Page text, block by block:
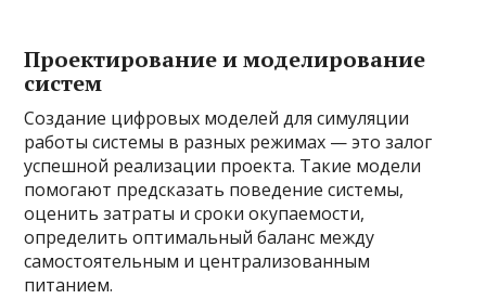
Проектирование и моделирование
систем
Создание цифровых моделей для симуляции
работы системы в разных режимах — это залог
успешной реализации проекта. Такие модели
помогают предсказать поведение системы,
оценить затраты и сроки окупаемости,
определить оптимальный баланс между
самостоятельным и централизованным
питанием.